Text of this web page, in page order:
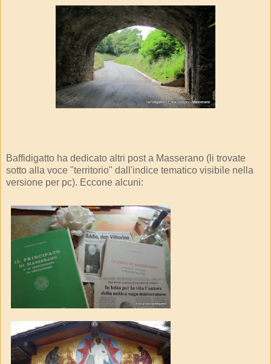
Baffidigatto ha dedicato altri post a Masserano (li trovate
sotto alla voce "territorio" dall'indice tematico visibile nella
versione per pc). Eccone alcuni: